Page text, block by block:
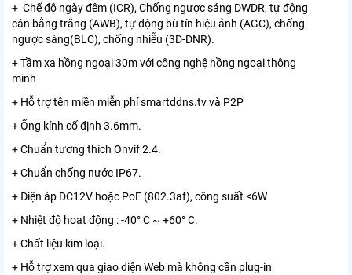
+ Chế độ ngày đêm (ICR), Chống ngược sáng DWDR, tự động
cân bằng trắng (AWB), tự động bù tín hiệu ảnh (AGC), chống
ngược sáng(BLC), chống nhiễu (3D-DNR).
+ Tầm xa hồng ngoại 30m với công nghệ hồng ngoại thông
minh
+ Hỗ trợ tên miền miễn phí smartddns.tv và P2P
+ Ống kính cố định 3.6mm.
+ Chuẩn tương thích Onvif 2.4.
+ Chuẩn chống nước IP67.
+ Điện áp DC12V hoặc PoE (802.3af), công suất <6W
+ Nhiệt độ hoạt động : -40° C ~ +60° C.
+ Chất liệu kim loại.
+ Hỗ trợ xem qua giao diện Web mà không cần plug-in